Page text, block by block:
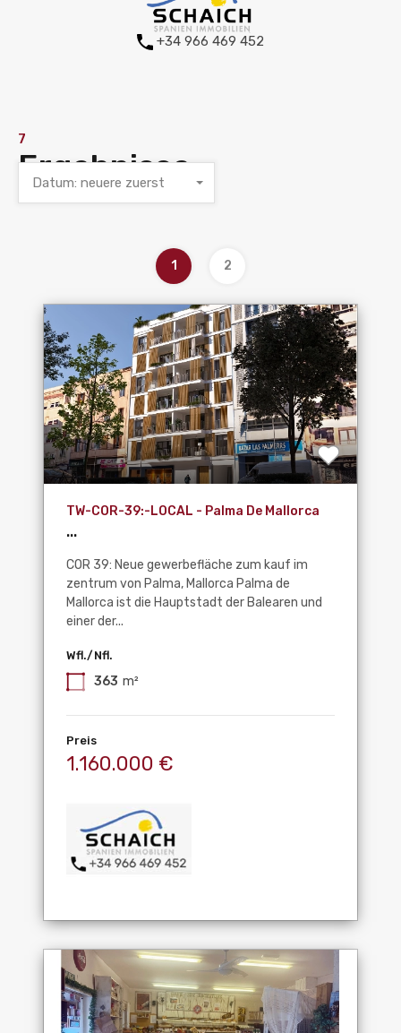
+34 966 469 452
7
Ergebnisse
Datum: neuere zuerst
1 2
TW-COR-39:-LOCAL - Palma De Mallorca
...
COR 39: Neue gewerbefläche zum kauf im
zentrum von Palma, Mallorca Palma de
Mallorca ist die Hauptstadt der Balearen und
einer der...
Wfl./Nfl.
363 m²
Preis
1.160.000 €